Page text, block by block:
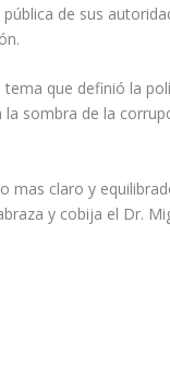
de sus
que definió la
sombra de la
mas claro y
y cobija el Dr.